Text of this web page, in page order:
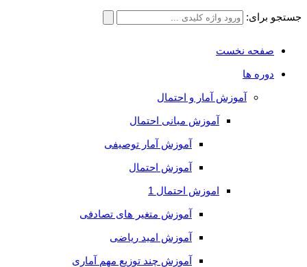
جستجو برای:
صفحه نخست
دوره ها
آموزش آمار و احتمال
آموزش مبانی احتمال
آموزش آمار توصیفی
آموزش احتمال
اموزش احتمال 1
آموزش متغیر های تصادفی
آموزش امید ریاضی
آموزش چند توزیع مهم آماری